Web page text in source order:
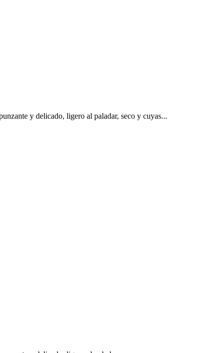
y delicado, ligero al paladar, seco y cuyas...